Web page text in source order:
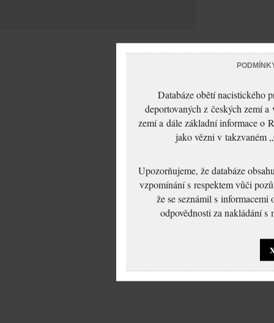
Databáze obětí nacistického
deportovaných z českých zemí
zemí a dále základní informace o
jako vězni v takzvaném
Upozorňujeme, že databáze
vzpomínání s respektem vůči
že se seznámil s
odpovědnosti za nakládání